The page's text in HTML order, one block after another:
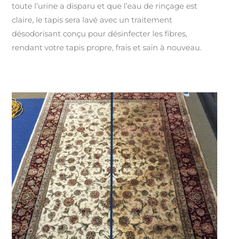
toute l’urine a disparu et que l’eau de rinçage est
claire, le tapis sera lavé avec un traitement
désodorisant conçu pour désinfecter les fibres,
rendant votre tapis propre, frais et sain à nouveau.